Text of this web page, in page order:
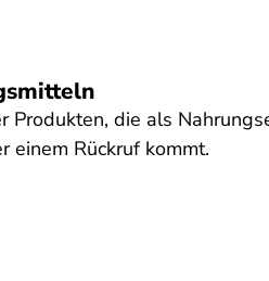
die als
einem Rückruf kommt.